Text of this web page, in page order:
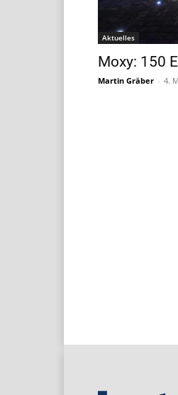
Aktuelles
Moxy: 150
Martin Gräber - 4.